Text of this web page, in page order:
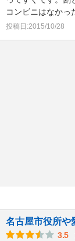
コンビニはなかっ
投稿日:2015/10/28
名古屋市役所や
3.5